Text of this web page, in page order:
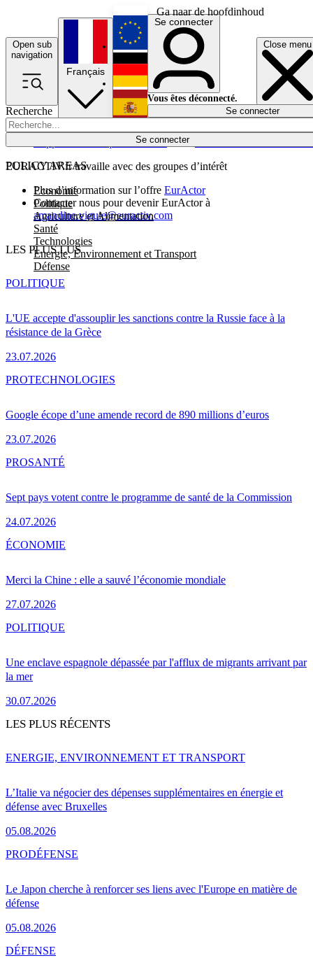
Ga naar de hoofdinhoud
Open sub
navigation
Close menu
Recherche
Se connecter
POLICY AREAS
Economie
Politique
Agriculture et Alimentation
Santé
Technologies
Energie, Environnement et Transport
Défense
Économie
Français
English
Deutsch
Español
Se connecter
Vous êtes déconnecté.
Se connecter
EURACTIV.fr travaille avec des groupes d’intérêt
Plus d’information sur l’offre EurActor
Contacter nous pour devenir EurActor à
amandine.viguie@euractiv.com
LES PLUS LUS
L'UE accepte d'assouplir les sanctions contre la Russie face à la
résistance de la Grèce
23.07.2026
POLITIQUE
Google écope d’une amende record de 890 millions d’euros
23.07.2026
PROTECHNOLOGIES
Sept pays votent contre le programme de santé de la Commission
24.07.2026
PROSANTÉ
Merci la Chine : elle a sauvé l’économie mondiale
27.07.2026
ÉCONOMIE
Une enclave espagnole dépassée par l'afflux de migrants arrivant par
la mer
30.07.2026
POLITIQUE
LES PLUS RÉCENTS
L’Italie va négocier des dépenses supplémentaires en énergie et
défense avec Bruxelles
05.08.2026
ENERGIE, ENVIRONNEMENT ET TRANSPORT
Le Japon cherche à renforcer ses liens avec l'Europe en matière de
défense
05.08.2026
PRODÉFENSE
DÉFENSE